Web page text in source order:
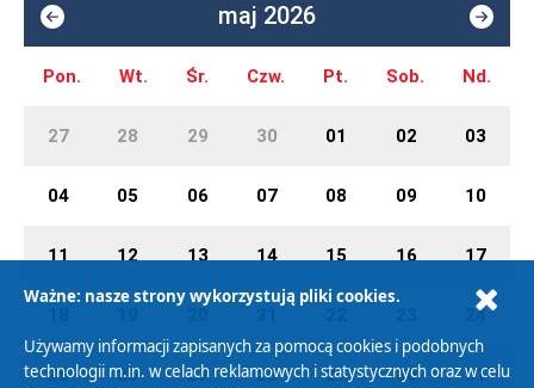
maj 2026
Pon. Wt. Śr. Czw. Pt. Sob. Nd.
27 28 29 30 01 02 03
04 05 06 07 08 09 10
11 12 13 14 15 16 17
24
25 26 27 28 29 30 31
Ważne: nasze strony wykorzystują pliki cookies.
Używamy informacji zapisanych za pomocą cookies i podobnych
technologii m.in. w celach reklamowych i statystycznych oraz w celu